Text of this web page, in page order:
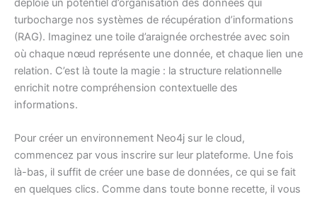
déploie un potentiel d’organisation des données qui
turbocharge nos systèmes de récupération d’informations
(RAG). Imaginez une toile d’araignée orchestrée avec soin
où chaque nœud représente une donnée, et chaque lien une
relation. C’est là toute la magie : la structure relationnelle
enrichit notre compréhension contextuelle des
informations.
Pour créer un environnement Neo4j sur le cloud,
commencez par vous inscrire sur leur plateforme. Une fois
là-bas, il suffit de créer une base de données, ce qui se fait
en quelques clics. Comme dans toute bonne recette, il vous